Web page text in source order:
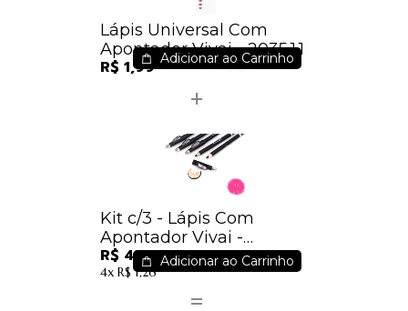
Lápis Universal Com
Apontador Vivai - 2035.1.1
R$ 1,99 Adicionar ao Carrinho
Kit c/3 - Lápis Com
Apontador Vivai -
2034.1.3 - Preto / 1,49
R$ 4,47
4x R$ 1,26
Adicionar ao Carrinho